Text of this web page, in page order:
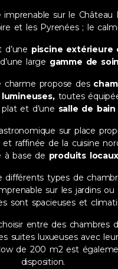
imprenable sur le Château
et les Pyrenées ; le
d’une piscine extérieure
large gamme de
charme propose des
toutes
et d’une salle de
sur place
et raffinée de la cuisine
à base de produits locaux
différents types de
sur les jardins ou
sont spacieuses et
entre des chambres
suites luxueuses avec
de 200 m2 est
disposition.